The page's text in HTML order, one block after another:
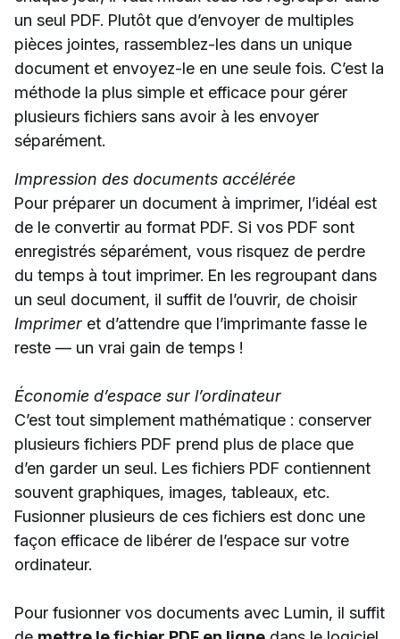
un seul PDF. Plutôt que d’envoyer de multiples
pièces jointes, rassemblez-les dans un unique
document et envoyez-le en une seule fois. C’est la
méthode la plus simple et efficace pour gérer
plusieurs fichiers sans avoir à les envoyer
séparément.
Impression des documents accélérée
Pour préparer un document à imprimer, l’idéal est
de le convertir au format PDF. Si vos PDF sont
enregistrés séparément, vous risquez de perdre
du temps à tout imprimer. En les regroupant dans
un seul document, il suffit de l’ouvrir, de choisir
Imprimer et d’attendre que l’imprimante fasse le
reste — un vrai gain de temps !
Économie d’espace sur l’ordinateur
C’est tout simplement mathématique : conserver
plusieurs fichiers PDF prend plus de place que
d’en garder un seul. Les fichiers PDF contiennent
souvent graphiques, images, tableaux, etc.
Fusionner plusieurs de ces fichiers est donc une
façon efficace de libérer de l’espace sur votre
ordinateur.
Pour fusionner vos documents avec Lumin, il suffit